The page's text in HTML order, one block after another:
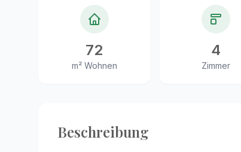
72
m² Wohnen
4
Zimmer
Beschreibung